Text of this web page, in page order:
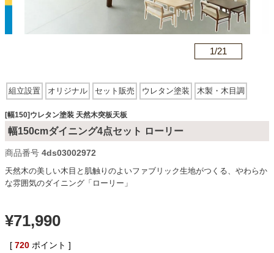
ダイニングテーブル・セット
椅子・チェア
食器棚・キッチン収納
1/21
組立設置 オリジナル セット販売 ウレタン塗装 木製・木目調
天然木突板天板
[幅150]ウレタン塗装 天然木突板天板
幅150cmダイニング4点セット ローリー
商品番号 4ds03002972
天然木の美しい木目と肌触りのよいファブリック生地がつくる、やわらか
な雰囲気のダイニング「ローリー」
¥71,990
[ 720 ポイント ]